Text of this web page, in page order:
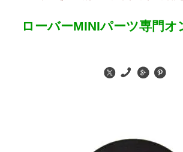
ローバーMINIパーツ専門オ